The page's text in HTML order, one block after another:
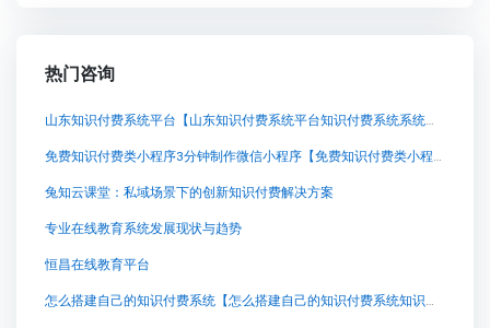
热门咨询
山东知识付费系统平台【山东知识付费系统平台知识付费系统系统怎么制作，知识付费系统搭建使用教程】
免费知识付费类小程序3分钟制作微信小程序【免费知识付费类小程序3分钟制作微信小程序知识付费系统系统怎么制作，知识付费系统搭建使用教程】
兔知云课堂：私域场景下的创新知识付费解决方案
专业在线教育系统发展现状与趋势
恒昌在线教育平台
怎么搭建自己的知识付费系统【怎么搭建自己的知识付费系统知识付费系统系统怎么制作，知识付费系统搭建使用教程】